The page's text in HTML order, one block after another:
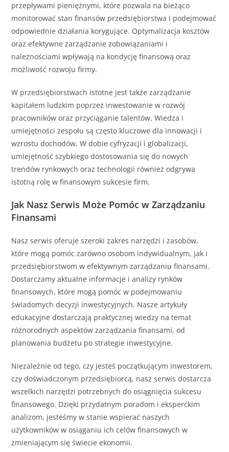
przepływami pieniężnymi, które pozwala na bieżąco
monitorować stan finansów przedsiębiorstwa i podejmować
odpowiednie działania korygujące. Optymalizacja kosztów
oraz efektywne zarządzanie zobowiązaniami i
należnościami wpływają na kondycję finansową oraz
możliwość rozwoju firmy.
W przedsiębiorstwach istotne jest także zarządzanie
kapitałem ludzkim poprzez inwestowanie w rozwój
pracowników oraz przyciąganie talentów. Wiedza i
umiejętności zespołu są często kluczowe dla innowacji i
wzrostu dochodów. W dobie cyfryzacji i globalizacji,
umiejętność szybkiego dostosowania się do nowych
trendów rynkowych oraz technologii również odgrywa
istotną rolę w finansowym sukcesie firm.
Jak Nasz Serwis Może Pomóc w Zarządzaniu
Finansami
Nasz serwis oferuje szeroki zakres narzędzi i zasobów,
które mogą pomóc zarówno osobom indywidualnym, jak i
przedsiębiorstwom w efektywnym zarządzaniu finansami.
Dostarczamy aktualne informacje i analizy rynków
finansowych, które mogą pomóc w podejmowaniu
świadomych decyzji inwestycyjnych. Nasze artykuły
edukacyjne dostarczają praktycznej wiedzy na temat
różnorodnych aspektów zarządzania finansami, od
planowania budżetu po strategie inwestycyjne.
Niezależnie od tego, czy jesteś początkującym inwestorem,
czy doświadczonym przedsiębiorcą, nasz serwis dostarcza
wszelkich narzędzi potrzebnych do osiągnięcia sukcesu
finansowego. Dzięki przydatnym poradom i eksperckim
analizom, jesteśmy w stanie wspierać naszych
użytkowników w osiąganiu ich celów finansowych w
zmieniającym się świecie ekonomii.